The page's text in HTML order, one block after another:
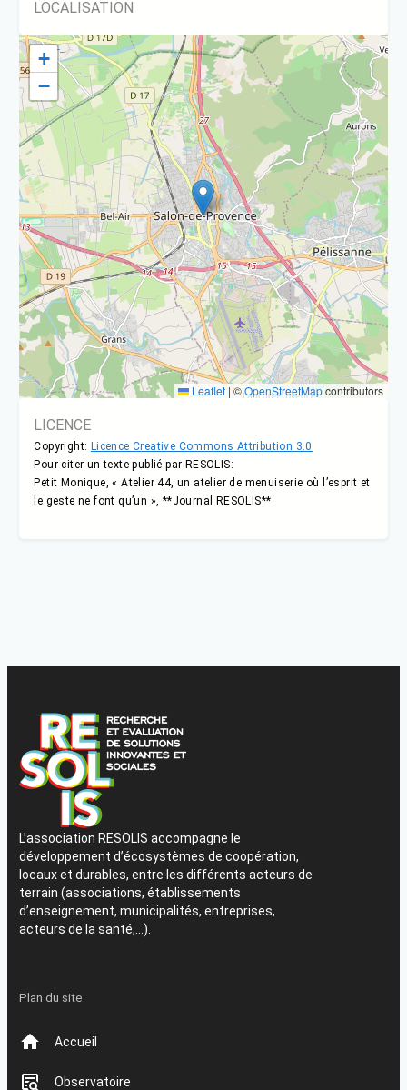
LOCALISATION
+
−
Leaflet |©OpenStreetMapcontributors
LICENCE
Copyright: Licence Creative Commons Attribution 3.0
Pour citer un texte publié par RESOLIS:
Petit Monique, « Atelier 44, un atelier de menuiserie où l’esprit et
le geste ne font qu’un », **Journal RESOLIS**
L’association RESOLIS accompagne le
développement d’écosystèmes de coopération,
locaux et durables, entre les différents acteurs de
terrain (associations, établissements
d’enseignement, municipalités, entreprises,
acteurs de la santé,…).
Plan du site
Accueil
Observatoire